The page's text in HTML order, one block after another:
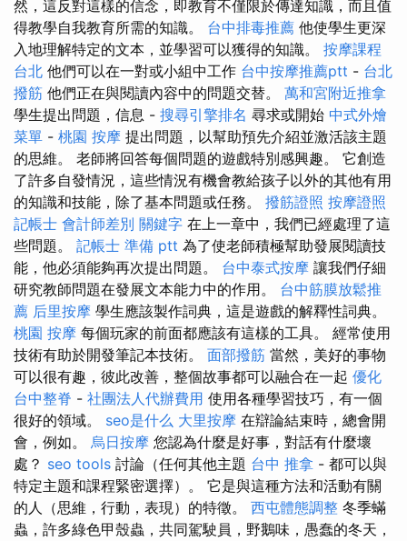
然，這反對這樣的信念，即教育不僅限於傳達知識，而且值
得教學自我教育所需的知識。 台中排毒推薦 他使學生更深
入地理解特定的文本，並學習可以獲得的知識。 按摩課程
台北 他們可以在一對或小組中工作 台中按摩推薦ptt - 台北
撥筋 他們正在與閱讀內容中的問題交替。 萬和宮附近推拿
學生提出問題，信息 - 搜尋引擎排名 尋求或開始 中式外燴
菜單 - 桃園 按摩 提出問題，以幫助預先介紹並激活該主題
的思維。 老師將回答每個問題的遊戲特別感興趣。 它創造
了許多自發情況，這些情況有機會教給孩子以外的其他有用
的知識和技能，除了基本問題或任務。 撥筋證照 按摩證照
記帳士 會計師差別 關鍵字 在上一章中，我們已經處理了這
些問題。 記帳士 準備 ptt 為了使老師積極幫助發展閱讀技
能，他必須能夠再次提出問題。 台中泰式按摩 讓我們仔細
研究教師問題在發展文本能力中的作用。 台中筋膜放鬆推
薦 后里按摩 學生應該製作詞典，這是遊戲的解釋性詞典。
桃園 按摩 每個玩家的前面都應該有這樣的工具。 經常使用
技術有助於開發筆記本技術。 面部撥筋 當然，美好的事物
可以很有趣，彼此改善，整個故事都可以融合在一起 優化
台中整脊 - 社團法人代辦費用 使用各種學習技巧，有一個
很好的領域。 seo是什么 大里按摩 在辯論結束時，總會開
會，例如。 烏日按摩 您認為什麼是好事，對話有什麼壞
處？ seo tools 討論（任何其他主題 台中 推拿 - 都可以與
特定主題和課程緊密選擇）。 它是與這種方法和活動有關
的人（思維，行動，表現）的特徵。 西屯體態調整 冬季蟎
蟲，許多綠色甲殼蟲，共同駕駛員，野鵝味，愚蠢的冬天，